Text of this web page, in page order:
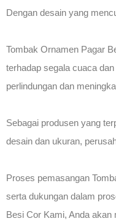
Dengan desain yang
Tombak Ornamen Pagar
terhadap segala cuaca
perlindungan dan
Sebagai produsen yang
desain dan ukuran,
Proses pemasangan
serta dukungan dalam
Besi Cor Kami, Anda